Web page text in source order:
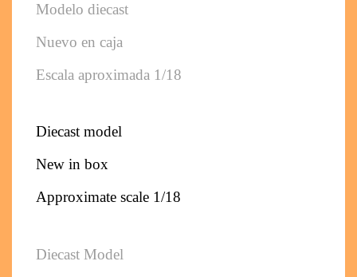
Modelo diecast
Nuevo en caja
Escala aproximada 1/18
Diecast model
New in box
Approximate scale 1/18
Diecast Model